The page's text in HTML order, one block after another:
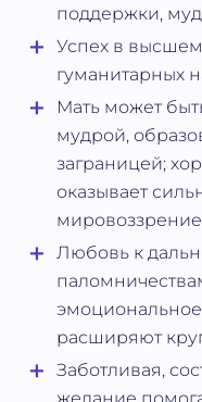
поддержки,
Успех в
гуманитарных
Мать может
мудрой,
заграницей;
оказывает
Любовь к
расширяют
Заботливая,